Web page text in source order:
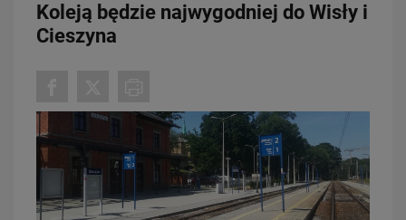
Koleją będzie najwygodniej do Wisły i
Cieszyna
Budujemy nowoczesną kolej na Kaszubach [FOTOGALERIA]
PRZECZYTAJ